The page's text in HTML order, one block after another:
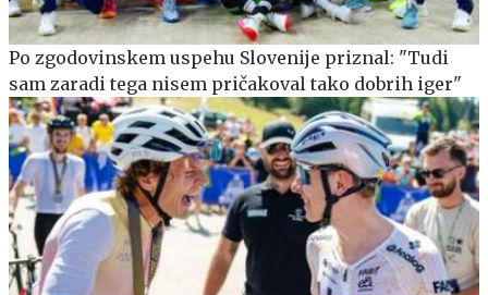
Po zgodovinskem uspehu Slovenije priznal: "Tudi
sam zaradi tega nisem pričakoval tako dobrih iger"